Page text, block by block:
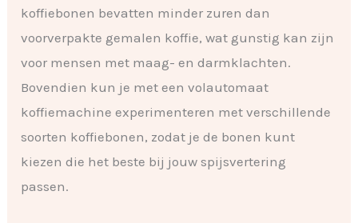
koffiebonen bevatten minder zuren dan
voorverpakte gemalen koffie, wat gunstig kan zijn
voor mensen met maag- en darmklachten.
Bovendien kun je met een volautomaat
koffiemachine experimenteren met verschillende
soorten koffiebonen, zodat je de bonen kunt
kiezen die het beste bij jouw spijsvertering
passen.